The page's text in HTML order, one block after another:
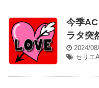
今季
ラタ突
2024/
セリエ